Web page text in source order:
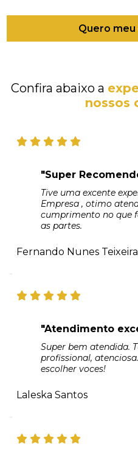
Quero
Confira abaixo a
nossos
"Super
Tive uma excente
Empresa , otimo
cumprimento no que
as partes.
Fernando Nunes
"Atendimento
Super bem atendida.
profissional,
escolher voces!
Laleska Santos